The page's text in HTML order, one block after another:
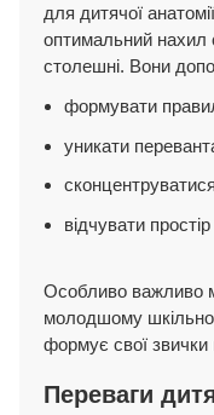
для дитячої
оптимальний нахил
столешні. Вони
формувати
уникати
відчувати
Особливо важливо
молодшому
формує свої звички
Переваги